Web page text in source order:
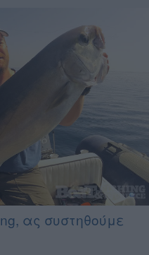
ας συστηθούμε